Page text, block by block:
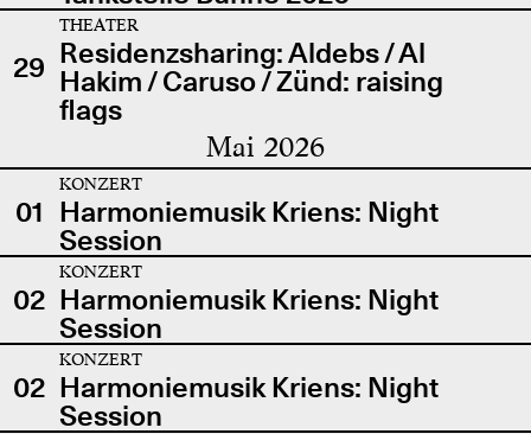
29
THEATER
Residenzsharing: Aldebs / Al
Hakim / Caruso / Zünd: raising
flags
Mai 2026
01
KONZERT
Harmoniemusik Kriens: Night
Session
02
KONZERT
Harmoniemusik Kriens: Night
Session
02
KONZERT
Harmoniemusik Kriens: Night
Session